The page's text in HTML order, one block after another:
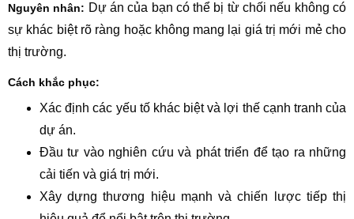
Nguyên nhân: Dự án của bạn có thể bị từ chối nếu không có
sự khác biệt rõ ràng hoặc không mang lại giá trị mới mẻ cho
thị trường.
Cách khắc phục:
Xác định các yếu tố khác biệt và lợi thế cạnh tranh của
dự án.
Đầu tư vào nghiên cứu và phát triển để tạo ra những
cải tiến và giá trị mới.
Xây dựng thương hiệu mạnh và chiến lược tiếp thị